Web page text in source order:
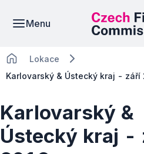
Menu
Lokace
Karlovarský & Ústecký kraj - září
Karlovarský &
Ústecký kraj -